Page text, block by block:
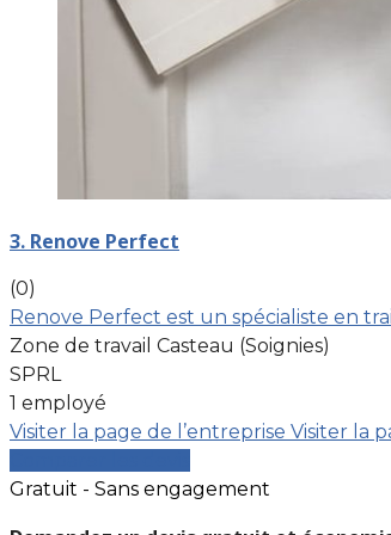
3. Renove Perfect
(0)
Renove Perfect est un spécialiste en
Zone de travail Casteau (Soignies)
SPRL
1 employé
Visiter la page de l’entreprise Visiter la
Gratuit - Sans engagement